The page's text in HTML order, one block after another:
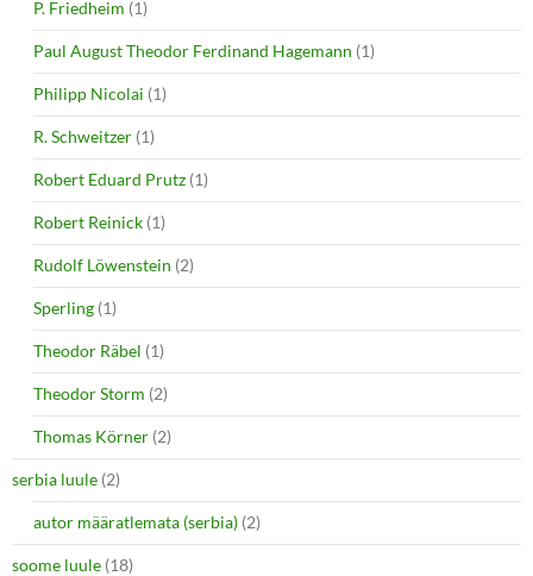
P. Friedheim (1)
Paul August Theodor Ferdinand Hagemann (1)
Philipp Nicolai (1)
R. Schweitzer (1)
Robert Eduard Prutz (1)
Robert Reinick (1)
Rudolf Löwenstein (2)
Sperling (1)
Theodor Räbel (1)
Theodor Storm (2)
Thomas Körner (2)
serbia luule (2)
autor määratlemata (serbia) (2)
soome luule (18)